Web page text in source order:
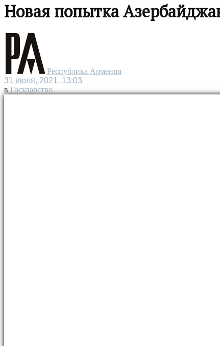
Новая попытка
Республика Армения
31 июля, 2021, 13:03
в Государство